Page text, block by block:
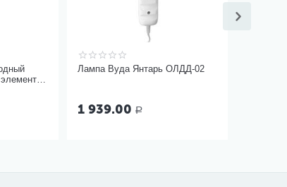
Лампа Вуда Янтарь ОЛДД-02
1 939.00 Р